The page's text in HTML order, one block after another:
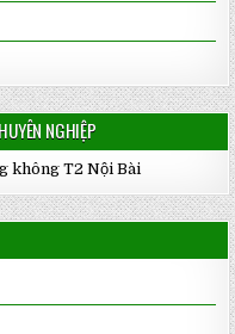
NGHIỆP